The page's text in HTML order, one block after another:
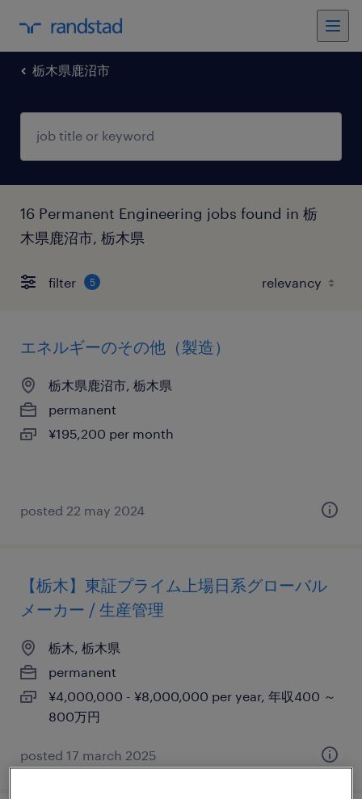
栃木県鹿沼市
16 Permanent Engineering jobs found in 栃
木県鹿沼市, 栃木県
filter 5
エネルギーのその他（製造）
栃木県鹿沼市, 栃木県
permanent
¥195,200 per month
posted 22 may 2024
【栃木】東証プライム上場日系グローバル
メーカー / 生産管理
栃木, 栃木県
permanent
¥4,000,000 - ¥8,000,000 per year, 年収400 ～
800万円
posted 17 march 2025